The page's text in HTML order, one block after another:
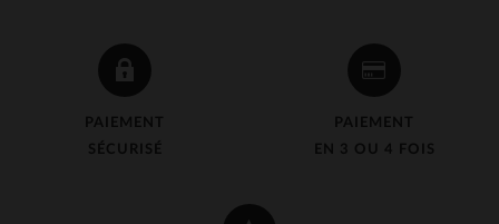
PAIEMENT
SÉCURISÉ
PAIEMENT
EN 3 OU 4 FOIS